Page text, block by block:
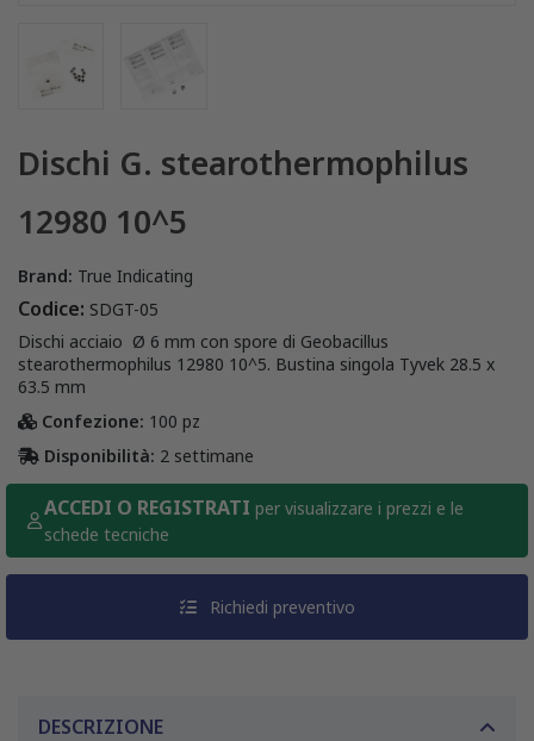
Dischi G. stearothermophilus
12980 10^5
Brand: True Indicating
Codice: SDGT-05
Dischi acciaio Ø 6 mm con spore di Geobacillus
stearothermophilus 12980 10^5. Bustina singola Tyvek 28.5 x
63.5 mm
Confezione: 100 pz
Disponibilità: 2 settimane
ACCEDI O REGISTRATI per visualizzare i prezzi e le
schede tecniche
Richiedi preventivo
DESCRIZIONE